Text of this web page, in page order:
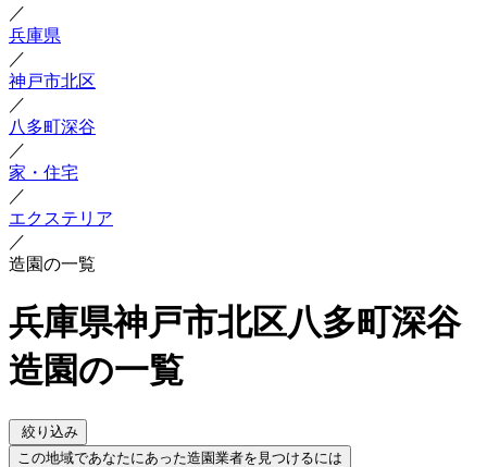
／
兵庫県
／
神戸市北区
／
八多町深谷
／
家・住宅
／
エクステリア
／
造園の一覧
兵庫県神戸市北区八多町深谷
造園の一覧
絞り込み
この地域であなたにあった造園業者を見つけるには